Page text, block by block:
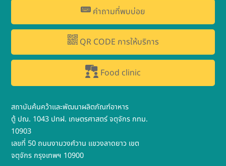
คำถามที่พบบ่อย
QR CODE การให้บริการ
Food clinic
สถาบันค้นคว้าและพัฒนาผลิตภัณฑ์อาหาร
ตู้ ปณ. 1043 ปทฝ. เกษตรศาสตร์ จตุจักร กทม.
10903
เลขที่ 50 ถนนงามวงศ์วาน แขวงลาดยาว เขต
จตุจักร กรุงเทพฯ 10900